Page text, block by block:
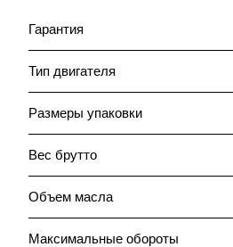
Гарантия
Тип двигателя
Размеры упаковки
Вес брутто
Объем масла
Максимальные обороты